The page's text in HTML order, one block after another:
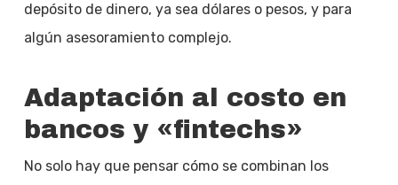
depósito de dinero, ya sea dólares o pesos, y para
algún asesoramiento complejo.
Adaptación al costo en
bancos y «fintechs»
No solo hay que pensar cómo se combinan los